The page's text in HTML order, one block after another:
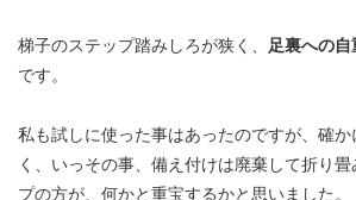
梯子のステップ踏みしろが狭く、 足裏への
です。
私も試しに使った事はあったのですが、確
く、いっその事、備え付けは廃棄して折り
プの方が、何かと重宝するかと思いました。